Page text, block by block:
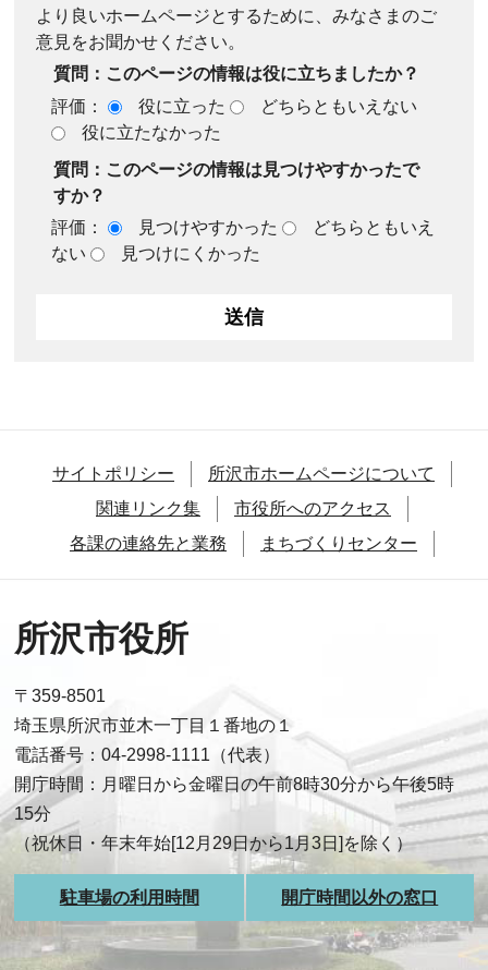
より良いホームページとするために、みなさまのご
意見をお聞かせください。
質問：このページの情報は役に立ちましたか？
評価：
役に立った
どちらともいえない
役に立たなかった
質問：このページの情報は見つけやすかったで
すか？
評価：
見つけやすかった
どちらともいえ
ない
見つけにくかった
サイトポリシー
所沢市ホームページについて
関連リンク集
市役所へのアクセス
各課の連絡先と業務
まちづくりセンター
所沢市役所
〒359-8501
埼玉県所沢市並木一丁目１番地の１
電話番号：04-2998-1111（代表）
開庁時間：月曜日から金曜日の午前8時30分から午後5時
15分
（祝休日・年末年始[12月29日から1月3日]を除く）
駐車場の利用時間 開庁時間以外の窓口